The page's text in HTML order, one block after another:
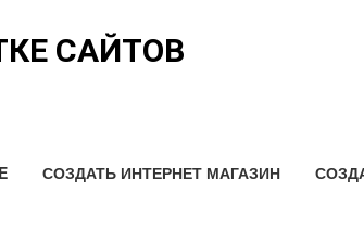
САЙТОВ
СОЗДАТЬ ИНТЕРНЕТ МАГАЗИН